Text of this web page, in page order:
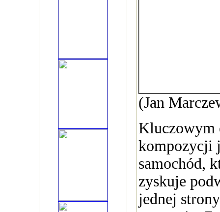
(Jan
Kluczowym
kompozycji
samochód,
zyskuje
jednej